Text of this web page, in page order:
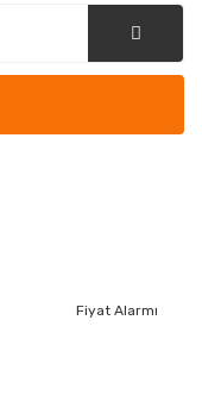
Fiyat Alarmı